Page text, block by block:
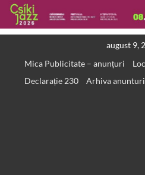
august 9,
Mica Publicitate – anunțuri
Declarație 230
Arhiva